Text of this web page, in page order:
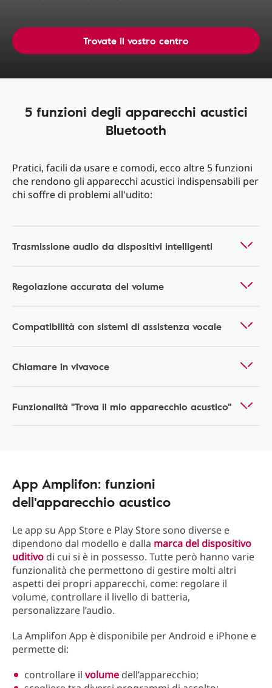
Trovate il vostro centro
5 funzioni degli apparecchi acustici
Bluetooth
Pratici, facili da usare e comodi, ecco altre 5 funzioni
che rendono gli apparecchi acustici indispensabili per
chi soffre di problemi all'udito:
Trasmissione audio da dispositivi intelligenti
Regolazione accurata del volume
Compatibilità con sistemi di assistenza vocale
Chiamare in vivavoce
Funzionalità "Trova il mio apparecchio acustico"
App Amplifon: funzioni
dell'apparecchio acustico
Le app su App Store e Play Store sono diverse e
dipendono dal modello e dalla marca del dispositivo
uditivo di cui si è in possesso. Tutte però hanno varie
funzionalità che permettono di gestire molti altri
aspetti dei propri apparecchi, come: regolare il
volume, controllare il livello di batteria,
personalizzare l’audio.
La Amplifon App è disponibile per Android e iPhone e
permette di:
controllare il volume dell’apparecchio;